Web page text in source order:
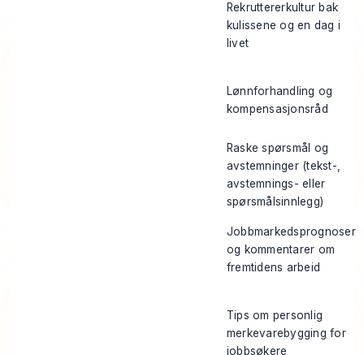
Rekruttererkultur bak
kulissene og en dag i
livet
Lønnforhandling og
kompensasjonsråd
Raske spørsmål og
avstemninger (tekst-,
avstemnings- eller
spørsmålsinnlegg)
Jobbmarkedsprognoser
og kommentarer om
fremtidens arbeid
Tips om personlig
merkevarebygging for
jobbsøkere